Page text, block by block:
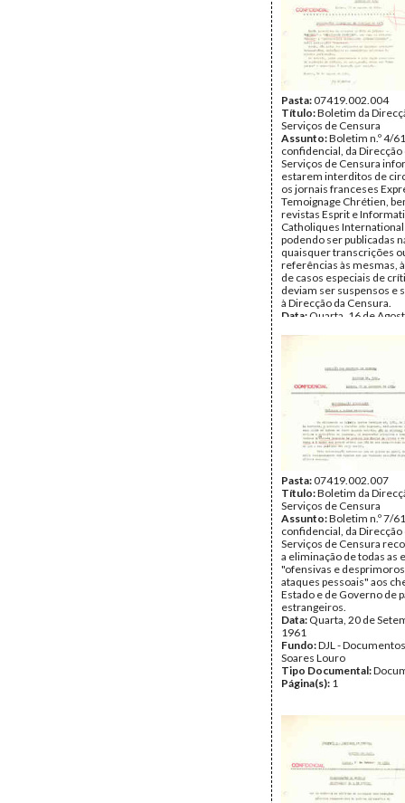
Pasta:07419.002.004
Título:Boletim da
Serviços de Censura
Assunto:Boletim n.º 4/
confidencial, da Direcção
Serviços de Censura
estarem interditos de
os jornais franceses
Temoignage Chrétien,
revistas Esprit e
Catholiques
podendo ser publicadas
quaisquer transcrições
referências às mesmas,
de casos especiais de
deviam ser suspensos e
à Direcção da Censura.
Data: Quarta, 16 de
Página(s):1
Pasta:07419.002.007
Título:Boletim da
Serviços de Censura
Assunto:Boletim n.º 7/
confidencial, da Direcção
Serviços de Censura
a eliminação de todas as
"ofensivas e
ataques pessoais" aos
Estado e de Governo de
estrangeiros.
Data: Quarta, 20 de
1961
Fundo:DJL -
Soares Louro
Tipo Documental:
Página(s): 1